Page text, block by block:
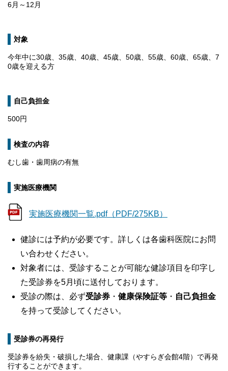
6月～12月
対象
今年中に30歳、35歳、40歳、45歳、50歳、55歳、60歳、65歳、7
0歳を迎える方
自己負担金
500円
検査の内容
むし歯・歯周病の有無
実施医療機関
実施医療機関一覧.pdf（PDF/275KB）
健診には予約が必要です。詳しくは各歯科医院にお問
い合わせください。
対象者には、受診することが可能な健診項目を印字し
た受診券を5月頃に送付しております。
受診の際は、必ず受診券 ・ 健康保険証等 ・ 自己負担金
を持って受診してください。
受診券の再発行
受診券を紛失・破損した場合、健康課（やすらぎ会館4階）で再発
行することができます。